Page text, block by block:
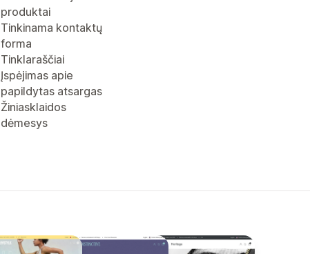
produktai
Tinkinama kontaktų
forma
Tinklaraščiai
Įspėjimas apie
papildytas atsargas
Žiniasklaidos
dėmesys